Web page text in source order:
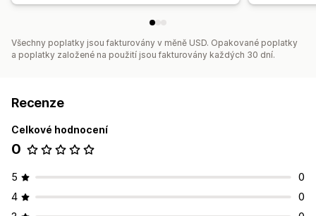
Všechny poplatky jsou fakturovány v měně USD. Opakované poplatky
a poplatky založené na použití jsou fakturovány každých 30 dní.
Recenze
Celkové hodnocení
0
5
0
4
0